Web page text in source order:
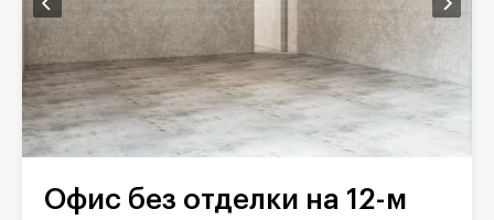
Офис без отделки на 12-м